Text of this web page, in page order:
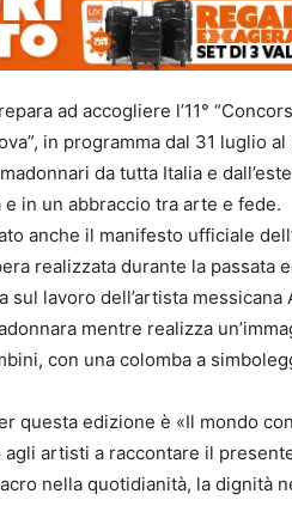
ad accogliere l’11°
in programma dal 31 luglio
da tutta Italia e
e in un abbraccio tra arte e fede.
anche il manifesto ufficiale
realizzata durante la passata
sul lavoro dell’artista
mentre realizza
con una colomba a
questa edizione è «Il mondo
artisti a raccontare il
nella quotidianità, la dignità